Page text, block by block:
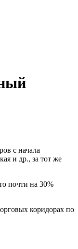
с начала
и др., за тот же
почти на 30%
коридорах по